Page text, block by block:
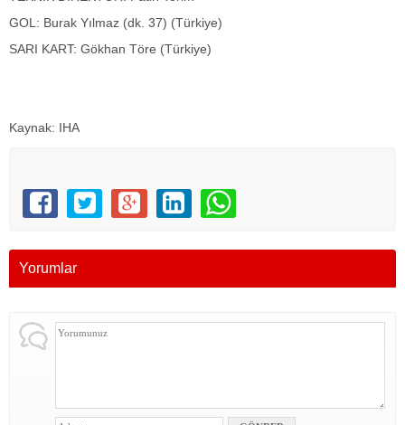
GOL: Burak Yılmaz (dk. 37) (Türkiye)
SARI KART: Gökhan Töre (Türkiye)
Kaynak: IHA
Yorumlar